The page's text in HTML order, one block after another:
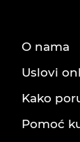
O nama
Uslovi
Kako
Pomoć